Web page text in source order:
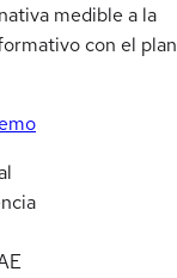
medible a la
con el plan